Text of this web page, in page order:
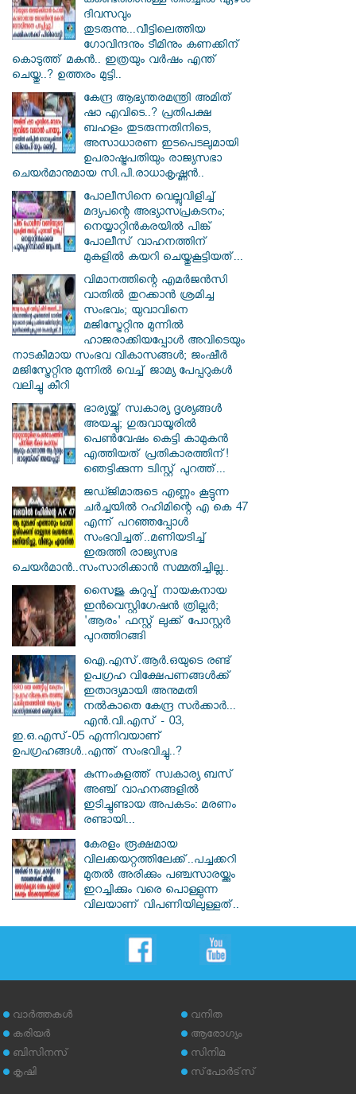
ദിവസവും
തുടരുന്നു...വീട്ടിലെത്തിയ
ഗോവിന്ദനും ടീമിനും കണക്കിന്
കൊടുത്ത് മകൻ.. ഇത്രയും വർഷം എന്ത്
ചെയ്തു..? ഉത്തരം മുട്ടി..
കേന്ദ്ര ആഭ്യന്തരമന്ത്രി അമിത്
ഷാ എവിടെ..? പ്രതിപക്ഷ
ബഹളം തുടരുന്നതിനിടെ,
അസാധാരണ ഇടപെടലുമായി
ഉപരാഷ്ട്രപതിയും രാജ്യസഭാ
ചെയർമാനുമായ സി.പി.രാധാകൃഷ്ണൻ..
പോലീസിനെ വെല്ലുവിളിച്ച്
മദ്യപന്റെ അഭ്യാസപ്രകടനം;
നെയ്യാറ്റിൻകരയിൽ പിങ്ക്
പോലീസ് വാഹനത്തിന്
മുകളിൽ കയറി ചെയ്തുകൂട്ടിയത്...
വിമാനത്തിന്റെ എമർജൻസി
വാതിൽ തുറക്കാൻ ശ്രമിച്ച
സംഭവം; യുവാവിനെ
മജിസ്ട്രേറ്റിനു മുന്നിൽ
ഹാജരാക്കിയപ്പോൾ അവിടെയും
നാടകീമായ സംഭവ വികാസങ്ങൾ; ജംഷീർ
മജിസ്ട്രേറ്റിനു മുന്നിൽ വെച്ച് ജാമ്യ പേപ്പറുകൾ
വലിച്ചു കീറി
ഭാര്യയ്ക്ക് സ്വകാര്യ ദൃശ്യങ്ങൾ
അയച്ചു; ഗുരുവായൂരിൽ
പെൺവേഷം കെട്ടി കാമുകൻ
എത്തിയത് പ്രതികാരത്തിന്!
ഞെട്ടിക്കുന്ന ട്വിസ്റ്റ് പുറത്ത്...
ജഡ്ജിമാരുടെ എണ്ണം കൂട്ടുന്ന
ചർച്ചയിൽ റഹിമിന്റെ എ കെ 47
എന്ന് പറഞ്ഞപ്പോൾ
സംഭവിച്ചത്..മണിയടിച്ച്
ഇരുത്തി രാജ്യസഭ
ചെയർമാൻ..സംസാരിക്കാൻ സമ്മതിച്ചില്ല..
സൈജു കുറുപ്പ് നായകനായ
ഇൻവെസ്റ്റിഗേഷൻ ത്രില്ലർ;
'ആരം' ഫസ്റ്റ് ലുക്ക് പോസ്റ്റർ
പുറത്തിറങ്ങി
ഐ.എസ്.ആർ.ഒയുടെ രണ്ട്
ഉപഗ്രഹ വിക്ഷേപണങ്ങൾക്ക്
ഇതാദ്യമായി അനുമതി
നൽകാതെ കേന്ദ്ര സർക്കാർ...
എൻ.വി.എസ് - 03,
ഇ.ഒ.എസ്-05 എന്നിവയാണ്
ഉപഗ്രഹങ്ങൾ..എന്ത് സംഭവിച്ചു..?
കുന്നംകുളത്ത് സ്വകാര്യ ബസ്
അഞ്ച് വാഹനങ്ങളിൽ
ഇടിച്ചുണ്ടായ അപകടം: മരണം
രണ്ടായി...
കേരളം രൂക്ഷമായ
വിലക്കയറ്റത്തിലേക്ക്..പച്ചക്കറി
മുതൽ അരിക്കും പഞ്ചസാരയ്ക്കും
ഇറച്ചിക്കും വരെ പൊള്ളുന്ന
വിലയാണ് വിപണിയിലുള്ളത്..
വാര്‍ത്തകള്‍
കരിയര്‍
ബിസിനസ്
കൃഷി
വനിത
ആരോഗ്യം
സിനിമ
സ്‌പോര്‍ട്‌സ്